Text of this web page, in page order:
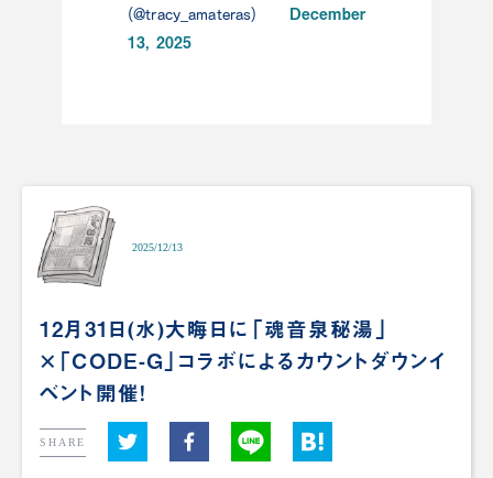
(@tracy_amateras) December
13, 2025
2025/12/13
12月31日(水)大晦日に「魂音泉秘湯」
×「CODE-G」コラボによるカウントダウンイ
ベント開催！
SHARE